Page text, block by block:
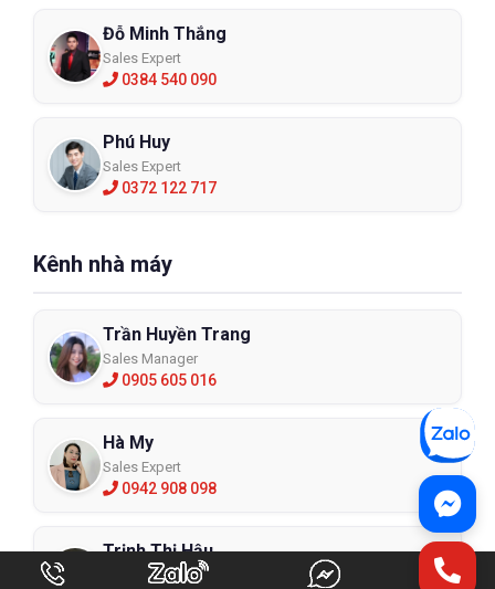
Đỗ Minh Thắng
Sales Expert
0384 540 090
Phú Huy
Sales Expert
0372 122 717
Kênh nhà máy
Trần Huyền Trang
Sales Manager
0905 605 016
Hà My
Sales Expert
0942 908 098
Trịnh Thị Hậu
Sales Executive